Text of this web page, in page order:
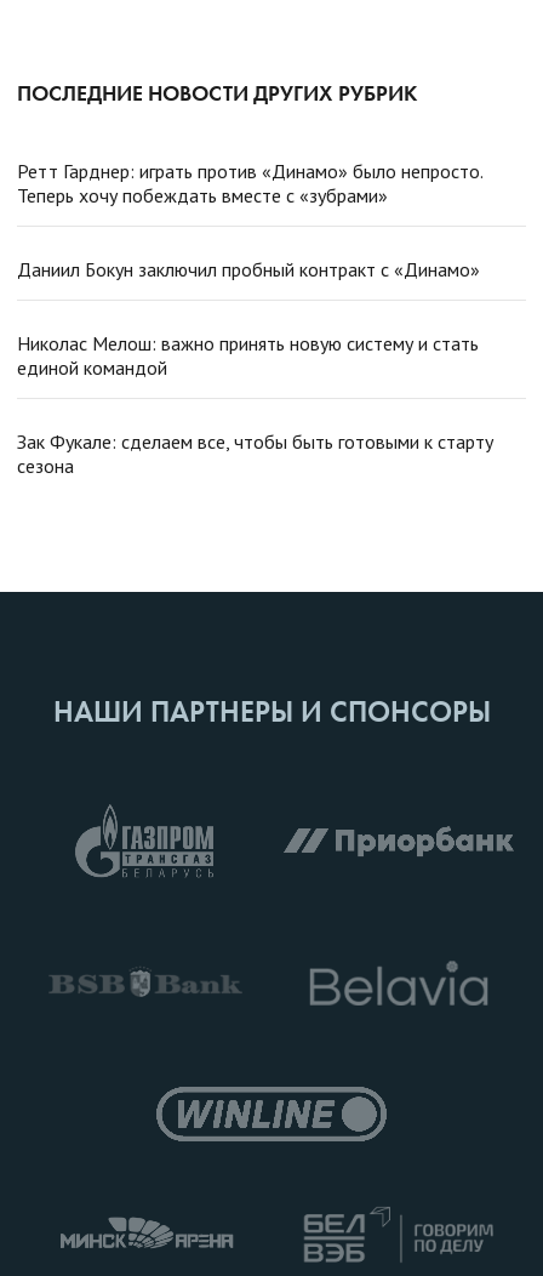
ПОСЛЕДНИЕ НОВОСТИ ДРУГИХ РУБРИК
Ретт Гарднер: играть против «Динамо» было непросто.
Теперь хочу побеждать вместе с «зубрами»
Даниил Бокун заключил пробный контракт с «Динамо»
Николас Мелош: важно принять новую систему и стать
единой командой
Зак Фукале: сделаем все, чтобы быть готовыми к старту
сезона
НАШИ ПАРТНЕРЫ И СПОНСОРЫ